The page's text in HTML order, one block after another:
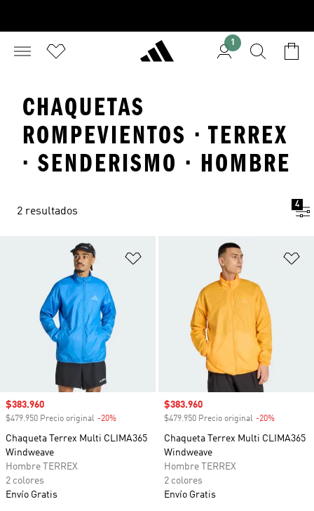
1
CHAQUETAS
ROMPEVIENTOS · TERREX
· SENDERISMO · HOMBRE
2 resultados
4
Añadir a la lista de deseos
Precio de venta
$383.960
$479.950 Precio original -20%
Chaqueta Terrex Multi CLIMA365
Windweave
Hombre TERREX
2 colores
Envío Gratis
Precio de venta
$383.960
$479.950 Precio original -20%
Chaqueta Terrex Multi CLIMA365
Windweave
Hombre TERREX
2 colores
Envío Gratis